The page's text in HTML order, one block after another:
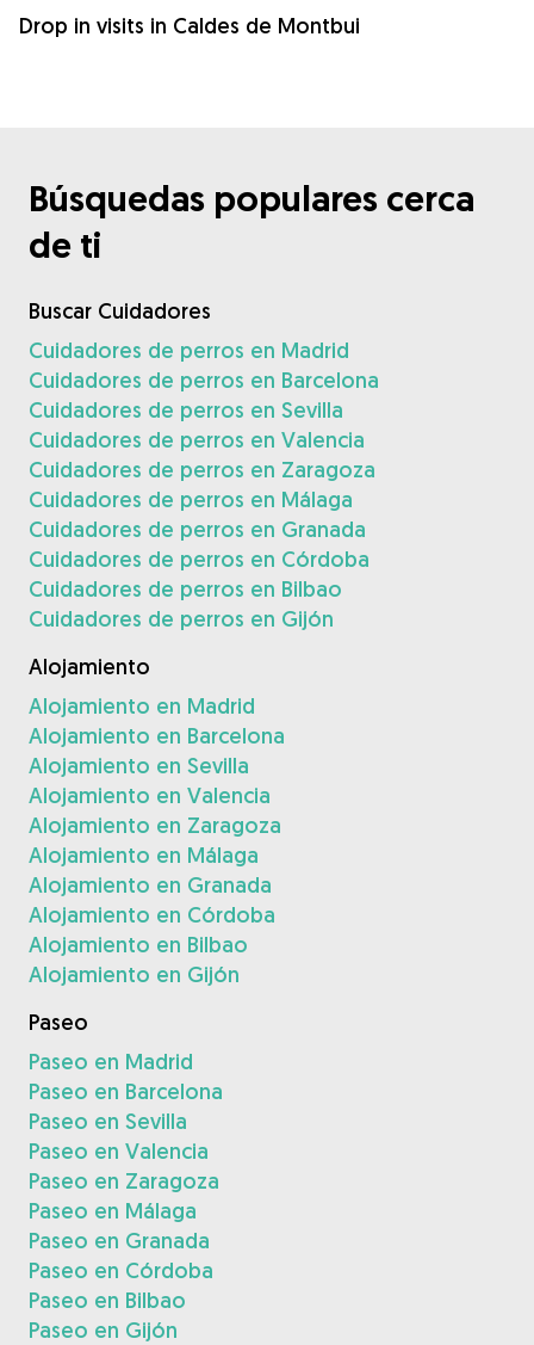
Drop in visits in Caldes de Montbui
Búsquedas populares cerca
de ti
Buscar Cuidadores
Cuidadores de perros en Madrid
Cuidadores de perros en Barcelona
Cuidadores de perros en Sevilla
Cuidadores de perros en Valencia
Cuidadores de perros en Zaragoza
Cuidadores de perros en Málaga
Cuidadores de perros en Granada
Cuidadores de perros en Córdoba
Cuidadores de perros en Bilbao
Cuidadores de perros en Gijón
Alojamiento
Alojamiento en Madrid
Alojamiento en Barcelona
Alojamiento en Sevilla
Alojamiento en Valencia
Alojamiento en Zaragoza
Alojamiento en Málaga
Alojamiento en Granada
Alojamiento en Córdoba
Alojamiento en Bilbao
Alojamiento en Gijón
Paseo
Paseo en Madrid
Paseo en Barcelona
Paseo en Sevilla
Paseo en Valencia
Paseo en Zaragoza
Paseo en Málaga
Paseo en Granada
Paseo en Córdoba
Paseo en Bilbao
Paseo en Gijón